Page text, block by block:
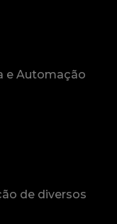
e Automação
de diversos